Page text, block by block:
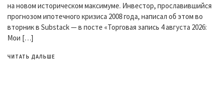
на новом историческом максимуме. Инвестор, прославившийся
прогнозом ипотечного кризиса 2008 года, написал об этом во
вторник в Substack — в посте «Торговая запись 4 августа 2026:
Мои […]
ЧИТАТЬ ДАЛЬШЕ